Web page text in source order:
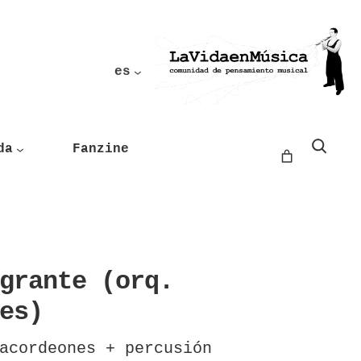
es
Fanzine
Buscar
(orq.
+ percusión